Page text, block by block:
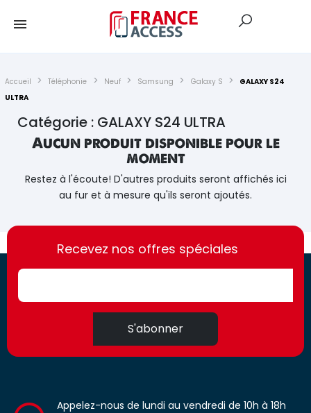
Accueil Téléphonie Neuf Samsung Galaxy S
GALAXY S24
ULTRA
Catégorie : GALAXY S24 ULTRA
Aucun produit disponible pour le
moment
Restez à l'écoute! D'autres produits seront affichés ici
au fur et à mesure qu'ils seront ajoutés.
https://france-
access.fr
https://france-
access.fr
Recevez nos offres spéciales
S'abonner
Appelez-nous de lundi au vendredi de 10h à 18h